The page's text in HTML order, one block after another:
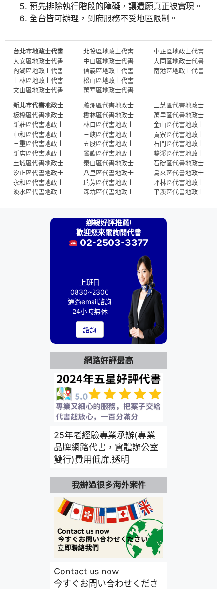
預先排除執行階段的障礙，讓遺願真正被實現。
全台皆可辦理，到府服務不受地區限制。
台北市地政士代書
大安區地政士代書
內湖區地政士代書
士林區地政士代書
文山區地政士代書
北投區地政士代書
中山區地政士代書
信義區地政士代書
松山區地政士代書
萬華區地政士代書
中正區地政士代書
大同區地政士代書
南港區地政士代書
新北市代書地政士
板橋區代書地政士
新莊區代書地政士
中和區代書地政士
三重區代書地政士
新店區代書地政士
土城區代書地政士
汐止區代書地政士
永和區代書地政士
淡水區代書地政士
蘆洲區代書地政士
樹林區代書地政士
林口區代書地政士
三峽區代書地政士
五股區代書地政士
鶯歌區代書地政士
泰山區代書地政士
八里區代書地政士
瑞芳區代書地政士
深坑區代書地政士
三芝區代書地政士
萬里區代書地政士
金山區代書地政士
貢寮區代書地政士
石門區代書地政士
雙溪區代書地政士
石碇區代書地政士
烏來區代書地政士
坪林區代書地政士
平溪區代書地政士
鄉親好評推薦!
歡迎您來電詢問代書
02-2503-3377
上班日
0830~2300
通過email諮詢
24小時無休
諮詢
網路好評最高
25年老經驗專業承辦(專業
品牌網路代書，實體辦公室
雙行)費用低廉.透明
我辦過很多海外案件
Contact us now
今すぐお問い合わせくださ